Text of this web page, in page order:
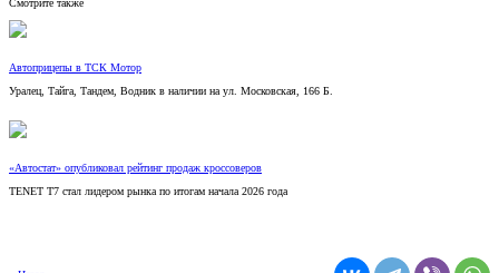
Смотрите также
Автоприцепы в ТСК Мотор
Уралец, Тайга, Тандем, Водник в наличии на ул. Московская, 166 Б.
«Автостат» опубликовал рейтинг продаж кроссоверов
TENET T7 стал лидером рынка по итогам начала 2026 года